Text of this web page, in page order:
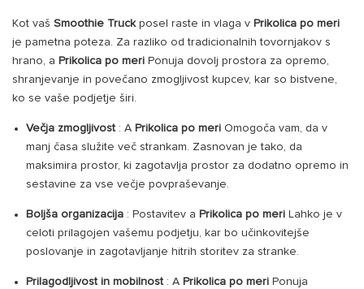
Kot vaš Smoothie Truck posel raste in vlaga v Prikolica po meri
je pametna poteza. Za razliko od tradicionalnih tovornjakov s
hrano, a Prikolica po meri Ponuja dovolj prostora za opremo,
shranjevanje in povečano zmogljivost kupcev, kar so bistvene,
ko se vaše podjetje širi.
Večja zmogljivost : A Prikolica po meri Omogoča vam, da v
manj časa služite več strankam. Zasnovan je tako, da
maksimira prostor, ki zagotavlja prostor za dodatno opremo in
sestavine za vse večje povpraševanje.
Boljša organizacija : Postavitev a Prikolica po meri Lahko je v
celoti prilagojen vašemu podjetju, kar bo učinkovitejše
poslovanje in zagotavljanje hitrih storitev za stranke.
Prilagodljivost in mobilnost : A Prikolica po meri Ponuja